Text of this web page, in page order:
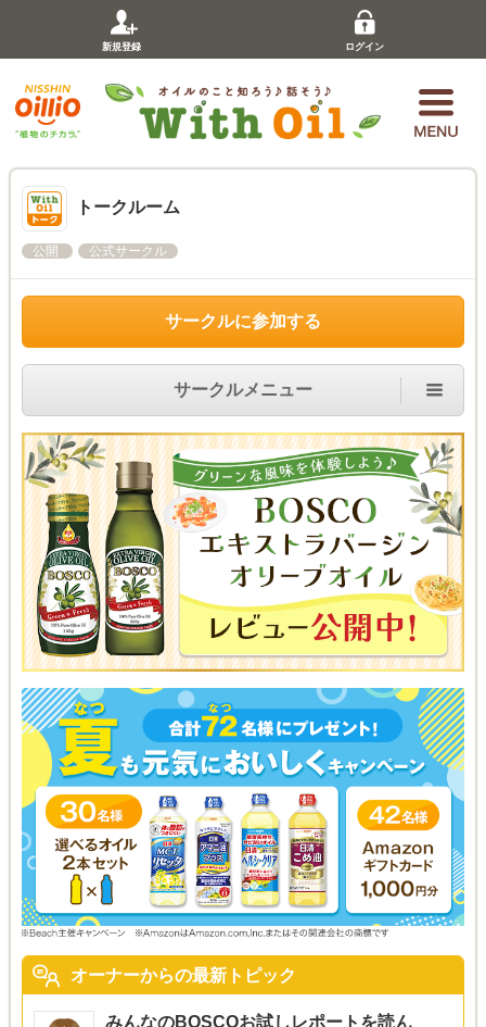
新規登録 ログイン
トークルーム
公開 公式サークル
サークルに参加する
サークルメニュー
オーナーからの最新トピック
みんなのBOSCOお試しレポートを読ん